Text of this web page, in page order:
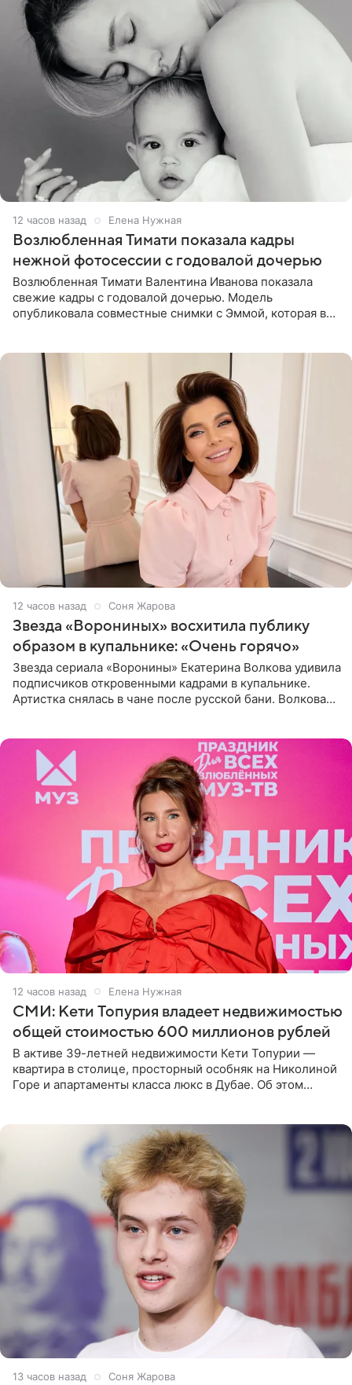
12 часов назад Елена Нужная
Возлюбленная Тимати показала кадры
нежной фотосессии с годовалой дочерью
Возлюбленная Тимати Валентина Иванова показала
свежие кадры с годовалой дочерью. Модель
опубликовала совместные снимки с Эммой, которая в
12 часов назад Соня Жарова
Звезда «Ворониных» восхитила публику
образом в купальнике: «Очень горячо»
Звезда сериала «Воронины» Екатерина Волкова удивила
подписчиков откровенными кадрами в купальнике.
Артистка снялась в чане после русской бани. Волкова
12 часов назад Елена Нужная
СМИ: Кети Топурия владеет недвижимостью
общей стоимостью 600 миллионов рублей
В активе 39-летней недвижимости Кети Топурии —
квартира в столице, просторный особняк на Николиной
Горе и апартаменты класса люкс в Дубае. Об этом
13 часов назад Соня Жарова